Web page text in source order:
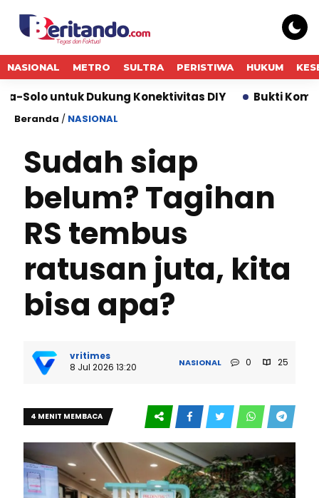
NASIONAL METRO SULTRA PERISTIWA HUKUM
Konektivitas DIY Bukti Komitmen
Beranda / NASIONAL
Sudah siap
belum? Tagihan
RS tembus
ratusan juta, kita
bisa apa?
vritimes
8 Jul 2026 13:20
NASIONAL 0 25
4 MENIT MEMBACA